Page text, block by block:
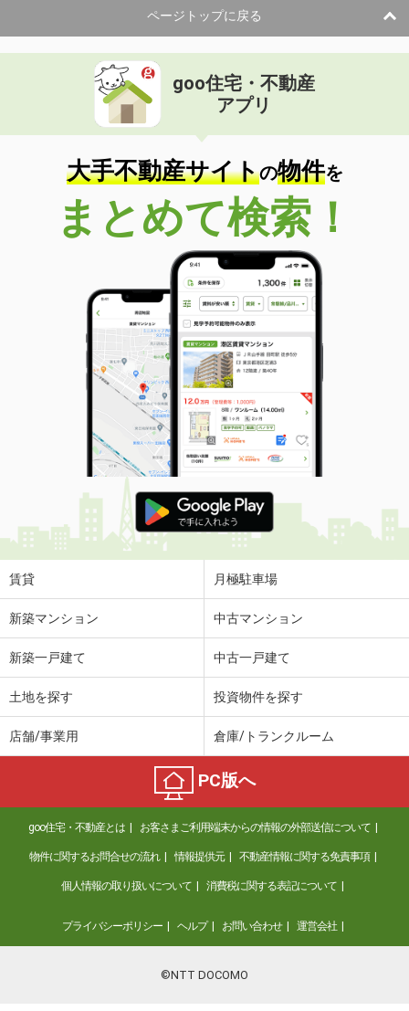
ページトップに戻る
goo住宅・不動産
アプリ
大手不動産サイトの物件を
まとめて検索！
賃貸 月極駐車場
新築マンション 中古マンション
新築一戸建て 中古一戸建て
土地を探す 投資物件を探す
店舗/事業用 倉庫/トランクルーム
PC版へ
goo住宅・不動産とは お客さまご利用端末からの情報の外部送信について
物件に関するお問合せの流れ 情報提供元 不動産情報に関する免責事項
個人情報の取り扱いについて 消費税に関する表記について
プライバシーポリシー ヘルプ お問い合わせ 運営会社
©NTT DOCOMO